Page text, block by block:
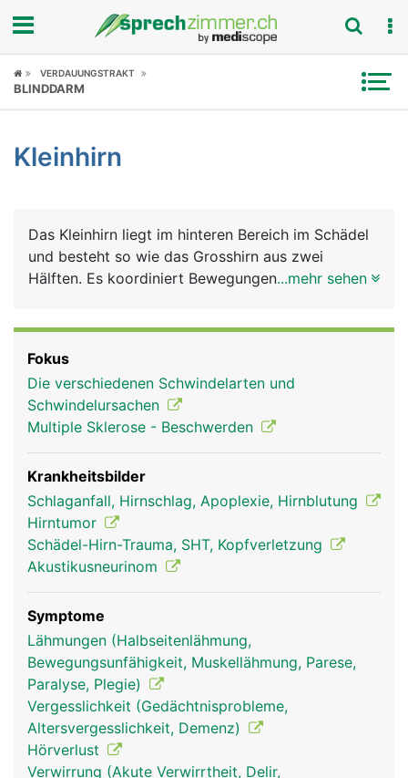
Fokus
Symptome
News
Rubriken
VERDAUUNGSTRAKT
BLINDDARM
Kleinhirn
Das Kleinhirn liegt im hinteren Bereich im Schädel
und besteht so wie das Grosshirn aus zwei
Hälften. Es koordiniert Bewegungen und sorgt
Kleinhirn Frau Kleinhirn Mann
...mehr sehen
Fokus
Die verschiedenen Schwindelarten und
Schwindelursachen
Multiple Sklerose - Beschwerden
Krankheitsbilder
Schlaganfall, Hirnschlag, Apoplexie, Hirnblutung
Hirntumor
Schädel-Hirn-Trauma, SHT, Kopfverletzung
Akustikusneurinom
Symptome
Lähmungen (Halbseitenlähmung,
Bewegungsunfähigkeit, Muskellähmung, Parese,
Paralyse, Plegie)
Vergesslichkeit (Gedächtnisprobleme,
Altersvergesslichkeit, Demenz)
Hörverlust
Verwirrung (Akute Verwirrtheit, Delir,